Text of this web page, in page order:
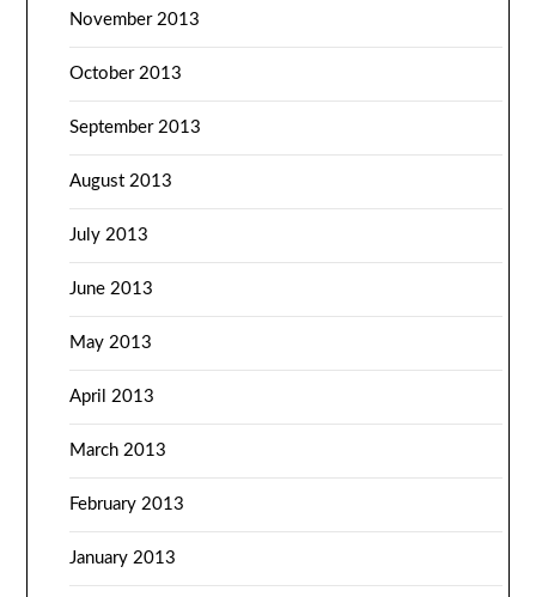
November 2013
October 2013
September 2013
August 2013
July 2013
June 2013
May 2013
April 2013
March 2013
February 2013
January 2013